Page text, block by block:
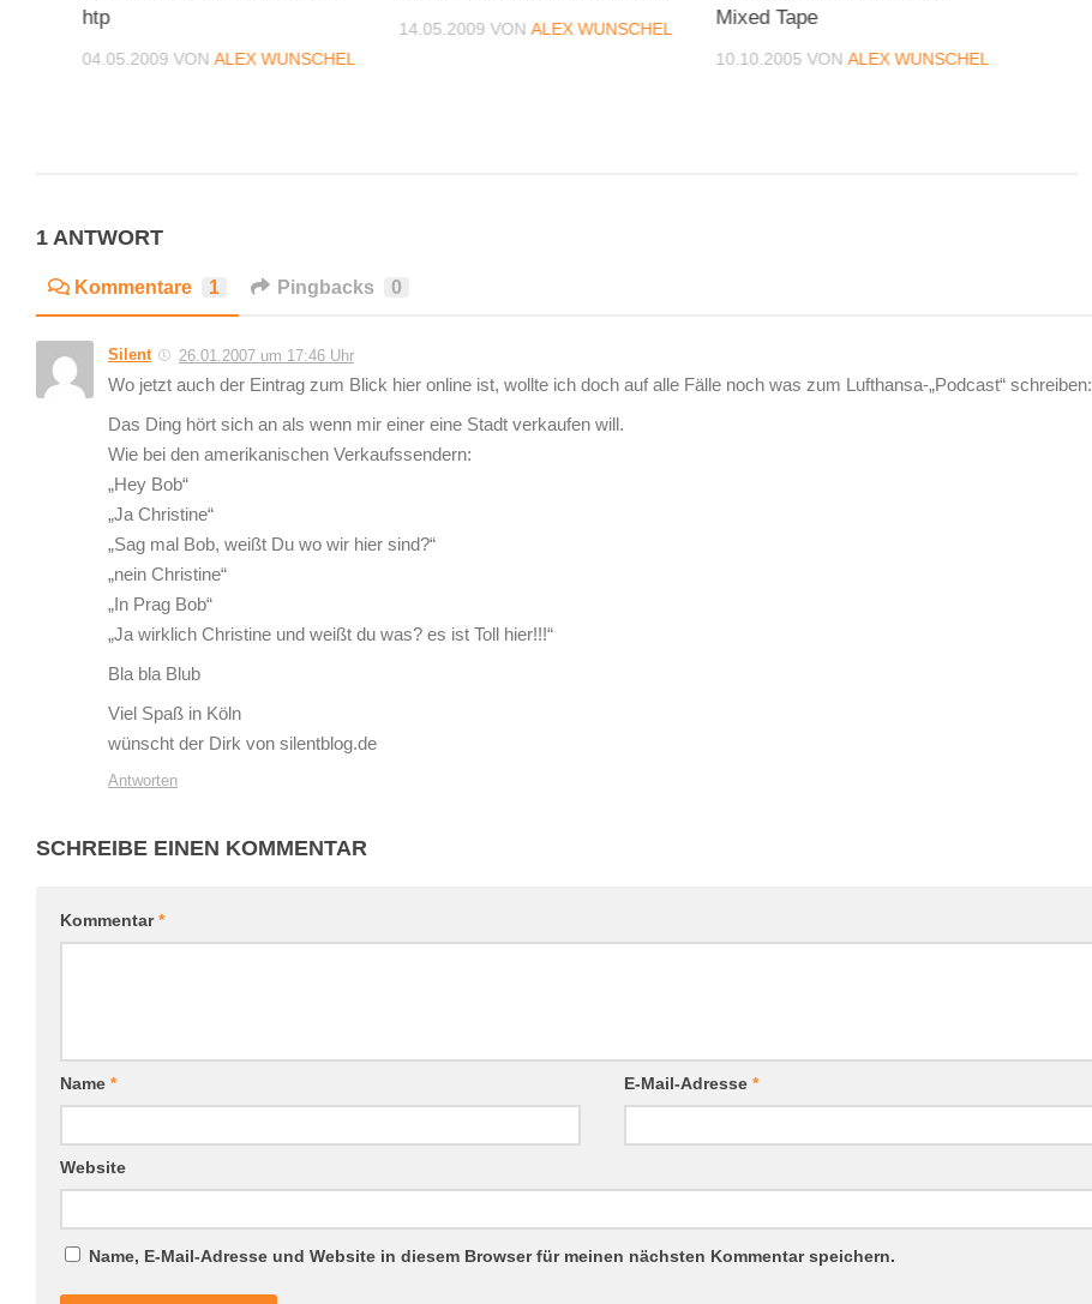
14.05.2009 VONALEX WUNSCHEL
Mixed Tape
10.10.2005 VONALEX WUNSCHEL
htp
04.05.2009 VONALEX WUNSCHEL
1 ANTWORT
Kommentare 1 Pingbacks 0
Silent 26.01.2007 um 17:46 Uhr
Wo jetzt auch der Eintrag zum Blick hier online ist, wollte ich doch auf alle Fälle noch was zum Lufthansa-„Podcast“ schreiben:
Das Ding hört sich an als wenn mir einer eine Stadt verkaufen will.
Wie bei den amerikanischen Verkaufssendern:
„Hey Bob“
„Ja Christine“
„Sag mal Bob, weißt Du wo wir hier sind?“
„nein Christine“
„In Prag Bob“
„Ja wirklich Christine und weißt du was? es ist Toll hier!!!“
Bla bla Blub
Viel Spaß in Köln
wünscht der Dirk von silentblog.de
Antworten
SCHREIBE EINEN KOMMENTAR
Kommentar*
Name * E-Mail-Adresse*
Website
Name, E-Mail-Adresse und Website in diesem Browser für meinen nächsten Kommentar speichern.